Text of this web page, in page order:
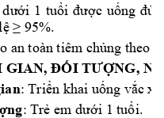
dưới 1 tuổi được uống đủ
≥ 95%.
an toàn tiêm chủng theo
GIAN, ĐỐI TƯỢNG,
: Triển khai uống vắc
: Trẻ em dưới 1 tuổi.